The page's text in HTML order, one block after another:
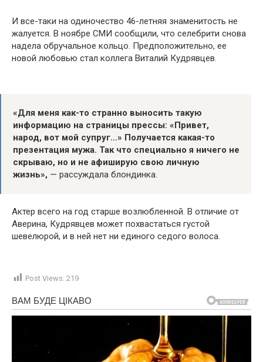
И все-таки на одиночество 46-летняя знаменитость не
жалуется. В ноябре СМИ сообщили, что селебрити снова
надела обручальное кольцо. Предположительно, ее
новой любовью стал коллега Виталий Кудрявцев.
«Для меня как-то странно выносить такую
информацию на страницы прессы: «Привет,
народ, вот мой супруг…» Получается какая-то
презентация мужа. Так что специально я ничего не
скрываю, но и не афиширую свою личную
жизнь», — рассуждала блондинка.
Актер всего на год старше возлюбленной. В отличие от
Аверина, Кудрявцев может похвастаться густой
шевелюрой, и в ней нет ни единого седого волоса.
Post Views: 219